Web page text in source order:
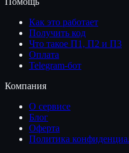
Как это работает
Получить код
Что такое П1, П2 и П3
Оплата
Telegram-бот
Компания
О сервисе
Блог
Оферта
Политика